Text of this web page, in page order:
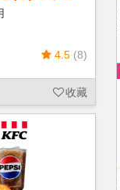
4.5 (8)
收藏